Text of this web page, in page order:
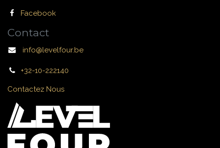
Facebook
Contact
info@levelfour.be
+32-10-222140
Contactez Nous